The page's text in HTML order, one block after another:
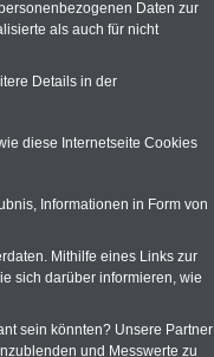
der
beim Bund
,rechnen. Der INFO-
des
Mehr
bzw. eBooks zu
Beamte und dem Öff.
als eBook
Beamtinnen und
Daten zur
als auch für nicht
Details in der
diese Internetseite Cookies
Informationen in Form von
Mithilfe eines Links zur
sich darüber informieren, wie
sein könnten? Unsere Partner
und Messwerte zu